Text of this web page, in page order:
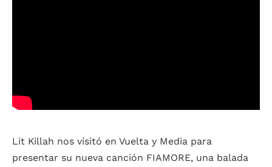
Lit Killah nos visitó en Vuelta y Media para
presentar su nueva canción FIAMORE, una balada